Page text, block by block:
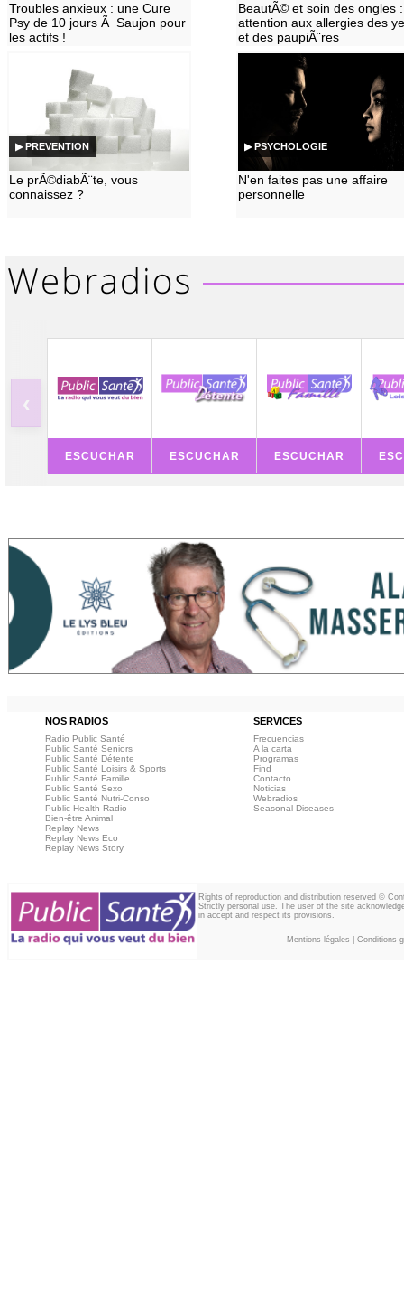
Troubles anxieux : une Cure
Psy de 10 jours Ã Saujon pour
les actifs !
BeautÃ© et soin des ongles :
attention aux allergies des
et des paupiÃ¨res
▶ PREVENTION
Le prÃ©diabÃ¨te, vous
connaissez ?
▶ PSYCHOLOGIE
N'en faites pas une affaire
personnelle
‹
ESCUCHAR ESCUCHAR ESCUCHAR
NOS RADIOS SERVICES
Radio Public Santé
Public Santé Seniors
Public Santé Détente
Public Santé Loisirs & Sports
Public Santé Famille
Public Santé Sexo
Public Santé Nutri-Conso
Public Health Radio
Bien-être Animal
Replay News
Replay News Eco
Replay News Story
Frecuencias
A la carta
Programas
Find
Contacto
Noticias
Webradios
Seasonal Diseases
Rights of reproduction and distribution reserved ©
Strictly personal use. The user of the site
in accept and respect its provisions.
Mentions légales Conditions